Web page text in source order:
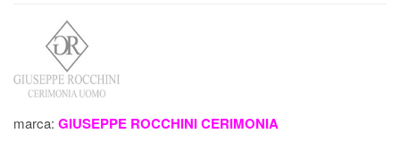
marca: GIUSEPPE ROCCHINI CERIMONIA